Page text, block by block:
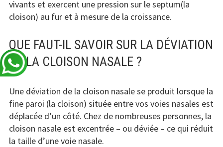
vivants et exercent une pression sur le septum(la
cloison) au fur et à mesure de la croissance.
QUE FAUT-IL SAVOIR SUR LA DÉVIATION
DE LA CLOISON NASALE ?
Une déviation de la cloison nasale se produit lorsque la
fine paroi (la cloison) située entre vos voies nasales est
déplacée d’un côté. Chez de nombreuses personnes, la
cloison nasale est excentrée – ou déviée – ce qui réduit
la taille d’une voie nasale.